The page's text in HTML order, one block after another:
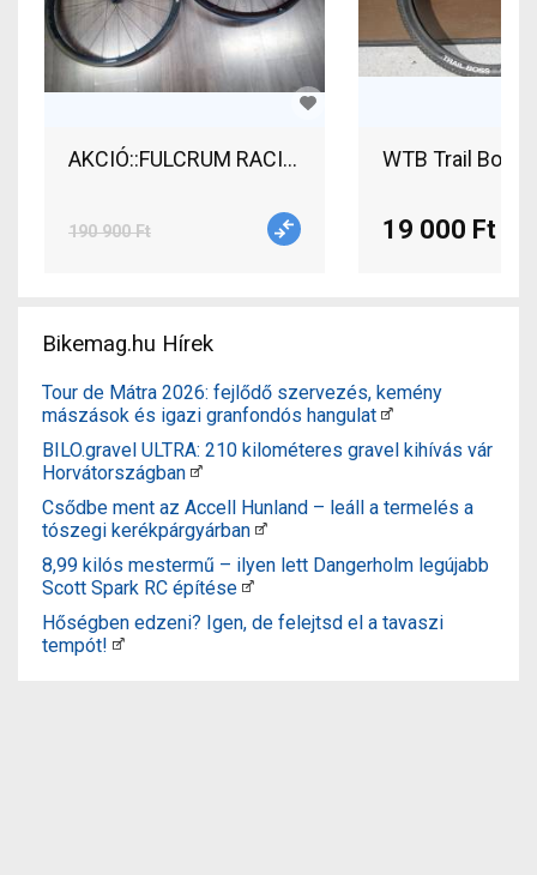
190 900 Ft
WTB Trail Boss
19 000 Ft
Bikemag.hu Hírek
Tour de Mátra 2026: fejlődő szervezés, kemény
mászások és igazi granfondós hangulat
BILO.gravel ULTRA: 210 kilométeres gravel kihívás vár
Horvátországban
Csődbe ment az Accell Hunland – leáll a termelés a
tószegi kerékpárgyárban
8,99 kilós mestermű – ilyen lett Dangerholm legújabb
Scott Spark RC építése
Hőségben edzeni? Igen, de felejtsd el a tavaszi
tempót!